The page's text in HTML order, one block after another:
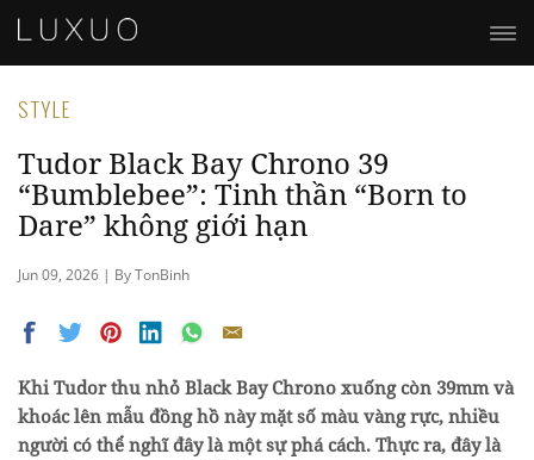
STYLE
Tudor Black Bay Chrono 39
“Bumblebee”: Tinh thần “Born to
Dare” không giới hạn
Jun 09, 2026 | By TonBinh
Khi Tudor thu nhỏ Black Bay Chrono xuống còn 39mm và
khoác lên mẫu đồng hồ này mặt số màu vàng rực, nhiều
người có thể nghĩ đây là một sự phá cách. Thực ra, đây là